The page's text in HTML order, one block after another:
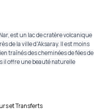
est un lac de cratère volcanique
de la ville d'Aksaray. Il est moins
traînés des cheminées de fées de
il offre une beauté naturelle
et Transferts